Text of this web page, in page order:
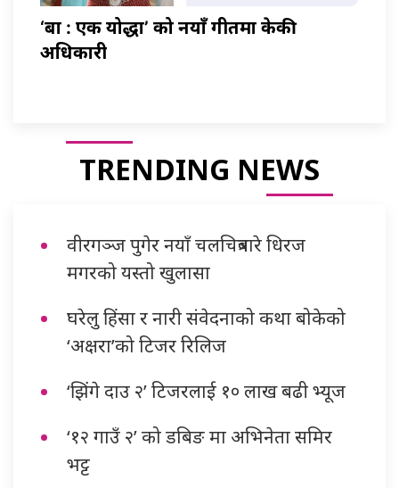
‘बा : एक योद्धा’ को नयाँ गीतमा केकी
अधिकारी
TRENDING NEWS
वीरगञ्ज पुगेर नयाँ चलचित्रबारे धिरज
मगरको यस्तो खुलासा
घरेलु हिंसा र नारी संवेदनाको कथा बोकेको
‘अक्षरा’को टिजर रिलिज
‘झिंगे दाउ २’ टिजरलाई १० लाख बढी भ्यूज
‘१२ गाउँ २’ को डबिङ मा अभिनेता समिर
भट्ट